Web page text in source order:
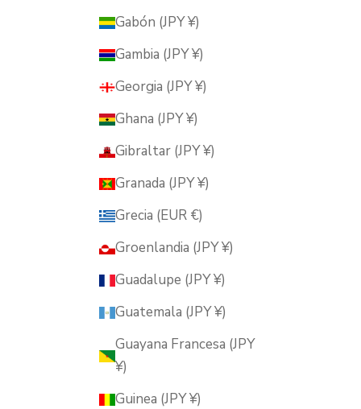
Gabón (JPY ¥)
Gambia (JPY ¥)
Georgia (JPY ¥)
Ghana (JPY ¥)
Gibraltar (JPY ¥)
Granada (JPY ¥)
Grecia (EUR €)
Groenlandia (JPY ¥)
Guadalupe (JPY ¥)
Guatemala (JPY ¥)
Guayana Francesa (JPY
¥)
Guinea (JPY ¥)